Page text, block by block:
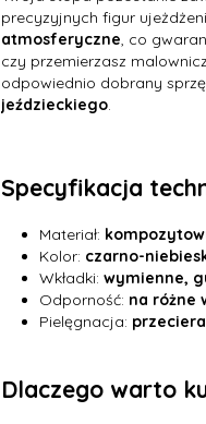
precyzyjnych figur
atmosferyczne, co
czy przemierzasz
odpowiednio dobrany
jeździeckiego.
Specyfikacja
Materiał:
Kolor: czarno-
Wkładki: wymienne,
Odporność: na różne
Pielęgnacja:
Dlaczego warto